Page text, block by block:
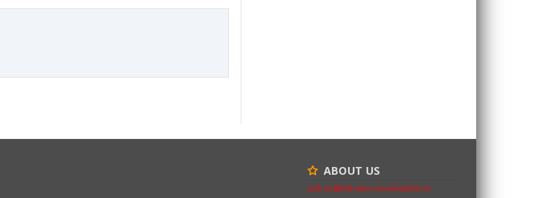
ABOUT US
உயிர்பலி இன்றி உரிமை வென்றெடுப்போம்